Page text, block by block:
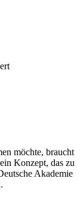
möchte, braucht
Konzept, das zu
Akademie